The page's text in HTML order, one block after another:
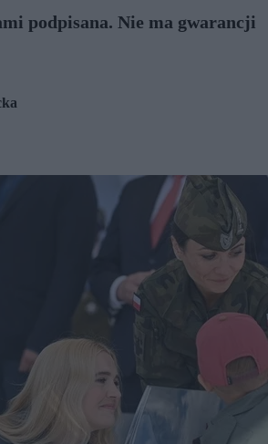
podpisana. Nie ma gwarancji